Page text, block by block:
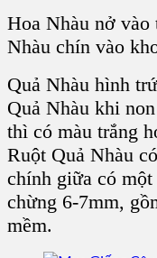
Hoa Nhàu nở vào
Nhàu chín vào
Quả Nhàu hình
Quả Nhàu khi
thì có màu trắng
Ruột Quả Nhàu
chính giữa có
chừng 6-7mm,
mềm.